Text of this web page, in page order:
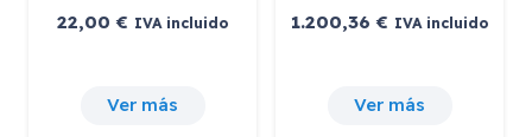
22,00€ IVA incluido
Ver más
1.200,36€ IVA incluido
Ver más